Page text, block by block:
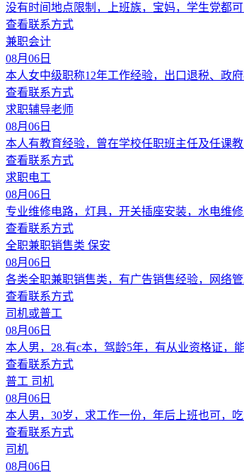
没有时间地点限制，上班族，宝妈，学生党都
查看联系方式
兼职会计
08月06日
本人女中级职称12年工作经验，出口退税、政
查看联系方式
求职辅导老师
08月06日
本人有教育经验，曾在学校任职班主任及任课
查看联系方式
求职电工
08月06日
专业维修电路，灯具，开关插座安装，水电维
查看联系方式
全职兼职销售类 保安
08月06日
各类全职兼职销售类，有广告销售经验，网络
查看联系方式
司机或普工
08月06日
本人男，28.有c本，驾龄5年，有从业资格证，
查看联系方式
普工 司机
08月06日
本人男，30岁，求工作一份，年后上班也可，
查看联系方式
司机
08月06日